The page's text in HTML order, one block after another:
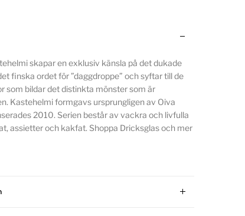
skapar en exklusiv känsla på det dukade
finska ordet för ”daggdroppe” och syftar till de
som bildar det distinkta mönster som är
Kastehelmi formgavs ursprungligen av Oiva
2010. Serien består av vackra och livfulla
assietter och kakfat. Shoppa Dricksglas och mer